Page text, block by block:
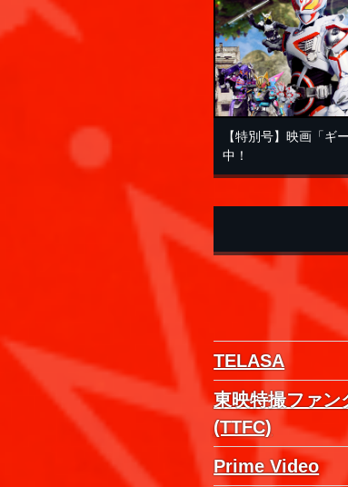
【特別号】映画「ギ
中！
TELASA
東映特撮ファン
(TTFC)
Prime Video